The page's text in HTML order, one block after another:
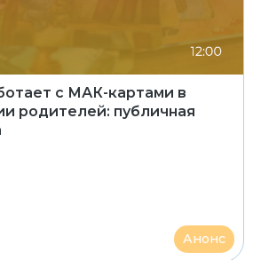
с МАК-картами в
родителей: публичная
Анонс